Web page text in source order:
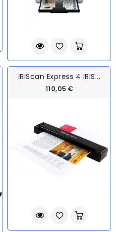
IRIScan Express 4 IRIS...
110,05 €